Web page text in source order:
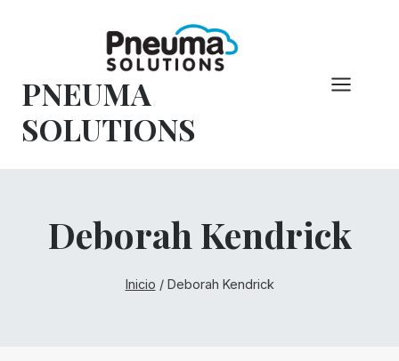
PNEUMA
SOLUTIONS
Deborah Kendrick
Inicio / Deborah Kendrick